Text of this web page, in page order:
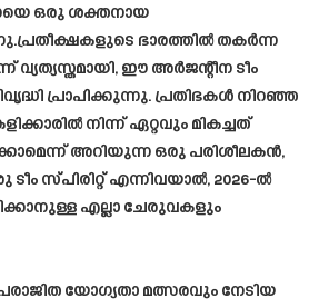
ഒരു ശക്തനായ
ഭാരത്തിൽ തകർന്ന
വ്യത്യസ്തമായി, ഈ അർജന്റീന ടീം
പ്രാപിക്കുന്നു. പ്രതിഭകൾ നിറഞ്ഞ
നിന്ന് ഏറ്റവും മികച്ചത്
അറിയുന്ന ഒരു പരിശീലകൻ,
സ്പിരിറ്റ് എന്നിവയാൽ, 2026-ൽ
എല്ലാ ചേരുവകളും
യോഗ്യതാ മത്സരവും നേടിയ